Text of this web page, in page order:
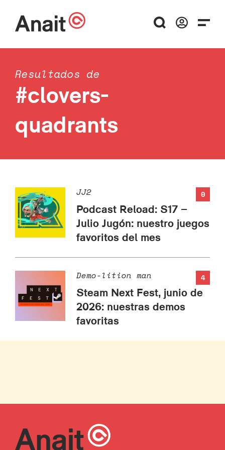
Resultados de
#clovers-
quadrants
0
JJ2
Podcast Reload: S17 –
Julio Jugón: nuestro juegos
favoritos del mes
4
Demo-lition man
Steam Next Fest, junio de
2026: nuestras demos
favoritas